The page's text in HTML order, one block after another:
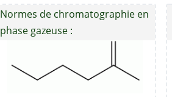
Normes de chromatographie en
phase gazeuse :